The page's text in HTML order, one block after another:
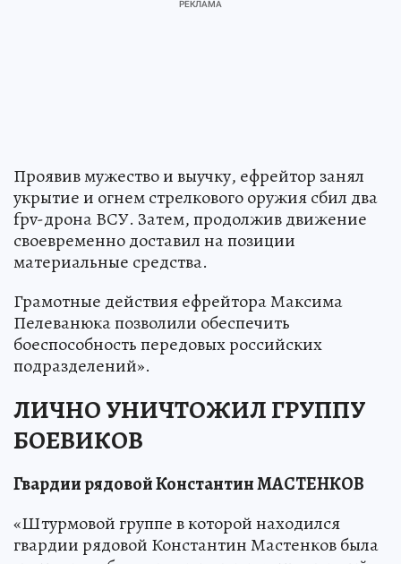
Проявив мужество и выучку, ефрейтор занял
укрытие и огнем стрелкового оружия сбил два
fpv-дрона ВСУ. Затем, продолжив движение
своевременно доставил на позиции
материальные средства.
Грамотные действия ефрейтора Максима
Пелеванюка позволили обеспечить
боеспособность передовых российских
подразделений».
ЛИЧНО УНИЧТОЖИЛ ГРУППУ
БОЕВИКОВ
Гвардии рядовой Константин МАСТЕНКОВ
«Штурмовой группе в которой находился
гвардии рядовой Константин Мастенков была